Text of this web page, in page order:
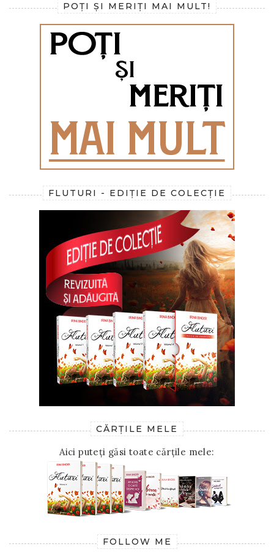
POȚI ȘI MERIȚI MAI MULT!
FLUTURI - EDIȚIE DE COLECȚIE
CĂRȚILE MELE
Aici puteți găsi toate cărțile mele:
FOLLOW ME